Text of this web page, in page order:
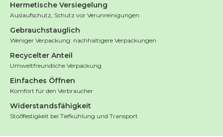
Hermetische Versiegelung
Auslaufschutz, Schutz vor Verunreinigungen
Gebrauchstauglich
Weniger Verpackung: nachhaltigere Verpackungen
Recycelter Anteil
Umweltfreundliche Verpackung
Einfaches Öffnen
Komfort für den Verbraucher
Widerstandsfähigkeit
Stoßfestigkeit bei Tiefkühlung und Transport